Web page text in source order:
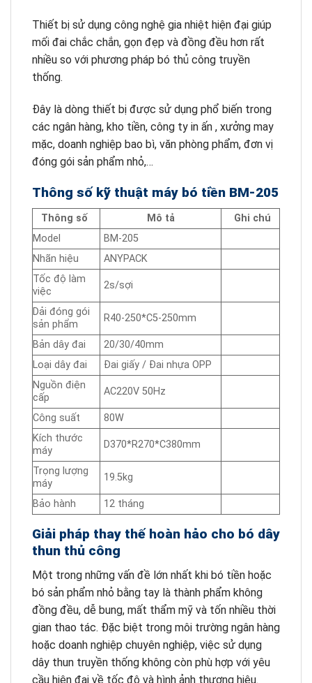
Thiết bị sử dụng công nghệ gia nhiệt hiện đại giúp
mối đai chắc chắn, gọn đẹp và đồng đều hơn rất
nhiều so với phương pháp bó thủ công truyền
thống.
Đây là dòng thiết bị được sử dụng phổ biến trong
các ngân hàng, kho tiền, công ty in ấn , xưởng may
mặc, doanh nghiệp bao bì, văn phòng phẩm, đơn vị
đóng gói sản phẩm nhỏ,…
Thông số kỹ thuật máy bó tiền BM-205
Thông số Mô tả
Ghi chú
Model
BM-205
Nhãn hiệu
ANYPACK
Tốc độ làm
việc
2s/sợi
Dải đóng gói
sản phẩm
R40-250*C5-250mm
Bản dây đai
20/30/40mm
Loại dây đai
Đai giấy / Đai nhựa OPP
Nguồn điện
cấp
AC220V 50Hz
Công suất
80W
Kích thước
máy
D370*R270*C380mm
Trọng lượng
máy
19.5kg
Bảo hành 12 tháng
Giải pháp thay thế hoàn hảo cho bó dây
thun thủ công
Một trong những vấn đề lớn nhất khi bó tiền hoặc
bó sản phẩm nhỏ bằng tay là thành phẩm không
đồng đều, dễ bung, mất thẩm mỹ và tốn nhiều thời
gian thao tác. Đặc biệt trong môi trường ngân hàng
hoặc doanh nghiệp chuyên nghiệp, việc sử dụng
dây thun truyền thống không còn phù hợp với yêu
cầu hiện đại về tốc độ và hình ảnh thương hiệu.